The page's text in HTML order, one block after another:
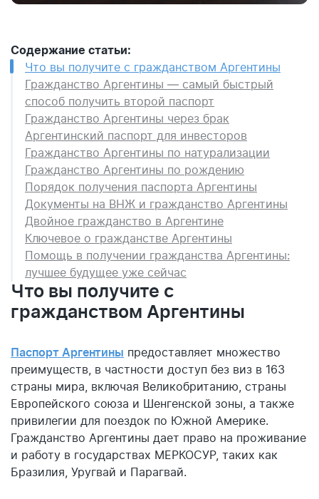
Что вы получите с
гражданством Аргентины
Паспорт Аргентины предоставляет множество
преимуществ, в частности доступ без виз в 163
страны мира, включая Великобританию, страны
Европейского союза и Шенгенской зоны, а также
привилегии для поездок по Южной Америке.
Гражданство Аргентины дает право на проживание
и работу в государствах МЕРКОСУР, таких как
Бразилия, Уругвай и Парагвай.
Содержание статьи:
Что вы получите с гражданством Аргентины
Гражданство Аргентины — самый быстрый
способ получить второй паспорт
Гражданство Аргентины через брак
Аргентинский паспорт для инвесторов
Гражданство Аргентины по натурализации
Гражданство Аргентины по рождению
Порядок получения паспорта Аргентины
Документы на ВНЖ и гражданство Аргентины
Двойное гражданство в Аргентине
Ключевое о гражданстве Аргентины
Помощь в получении гражданства Аргентины:
лучшее будущее уже сейчас